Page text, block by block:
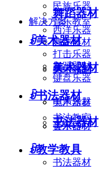
民族乐器
西洋乐器
打击乐器
键盘乐器
电声乐器
音乐器材
舞蹈器材
舞蹈器材
美术器材
美术器材
书法器材
音乐教室
美术教室
书法教室
解决方案
舞蹈器材
ꀁ美术器材
美术器材
ꀁ书法器材
书法器材
ꀁ教学教具